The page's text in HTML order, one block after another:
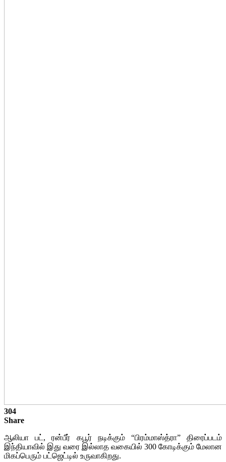
304
Share
ஆலியா பட், ரன்பீர் கபூர் நடிக்கும் “பிரம்மாஸ்த்ரா” திரைப்படம்
இந்தியாவில் இது வரை இல்லாத வகையில் 300 கோடிக்கும் மேலான
மிகப்பெரும் பட்ஜெட்டில் உருவாகிறது.